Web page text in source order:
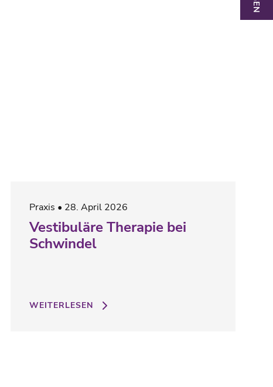
Praxis 28. April 2026
Vestibuläre Therapie bei
Schwindel
WEITERLESEN